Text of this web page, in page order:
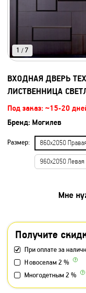
1 / 7
ВХОДНАЯ ДВЕРЬ
ЛИСТВЕННИЦА
Под заказ: ~15-20
Бренд: Могилев
Размер: 860х2050
960х2050 Левая
Получите
При оплате за
Новоселам 2 %
Многодетным 2 %
Мне